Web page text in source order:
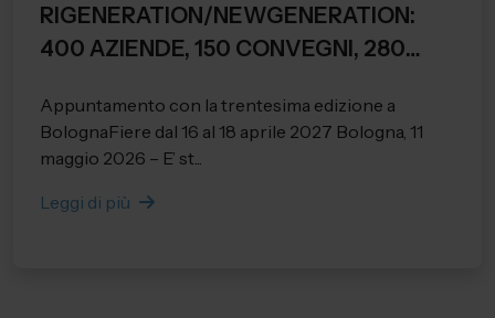
RIGENERATION/NEWGENERATION:
400 AZIENDE, 150 CONVEGNI, 280
REGISTRATE.
Appuntamento con la trentesima edizione a
BolognaFiere dal 16 al 18 aprile 2027 Bologna, 11
maggio 2026 – E’ st...
Leggi di più